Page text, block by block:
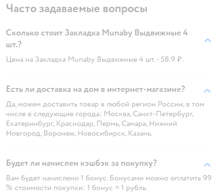
Часто задаваемые вопросы
Сколько стоит Закладка Munaby Выдвижные 4
шт.?
Цена на Закладка Munaby Выдвижные 4 шт. - 58.9 ₽.
Есть ли доставка на дом в интернет-магазине?
Да, можем доставить товар в любой регион России, в том
числе в следующие города: Москва, Санкт-Петербург,
Екатеринбург, Краснодар, Пермь, Самара, Нижний
Новгород, Воронеж, Новосибирск, Казань.
Будет ли начислен кэшбэк за покупку?
Вам будет начислено 1 бонус. Бонусами можно оплатить 99
% стоимости покупки: 1 бонус = 1 рубль.